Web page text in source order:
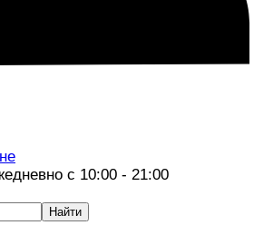
с 10:00 - 21:00
Найти